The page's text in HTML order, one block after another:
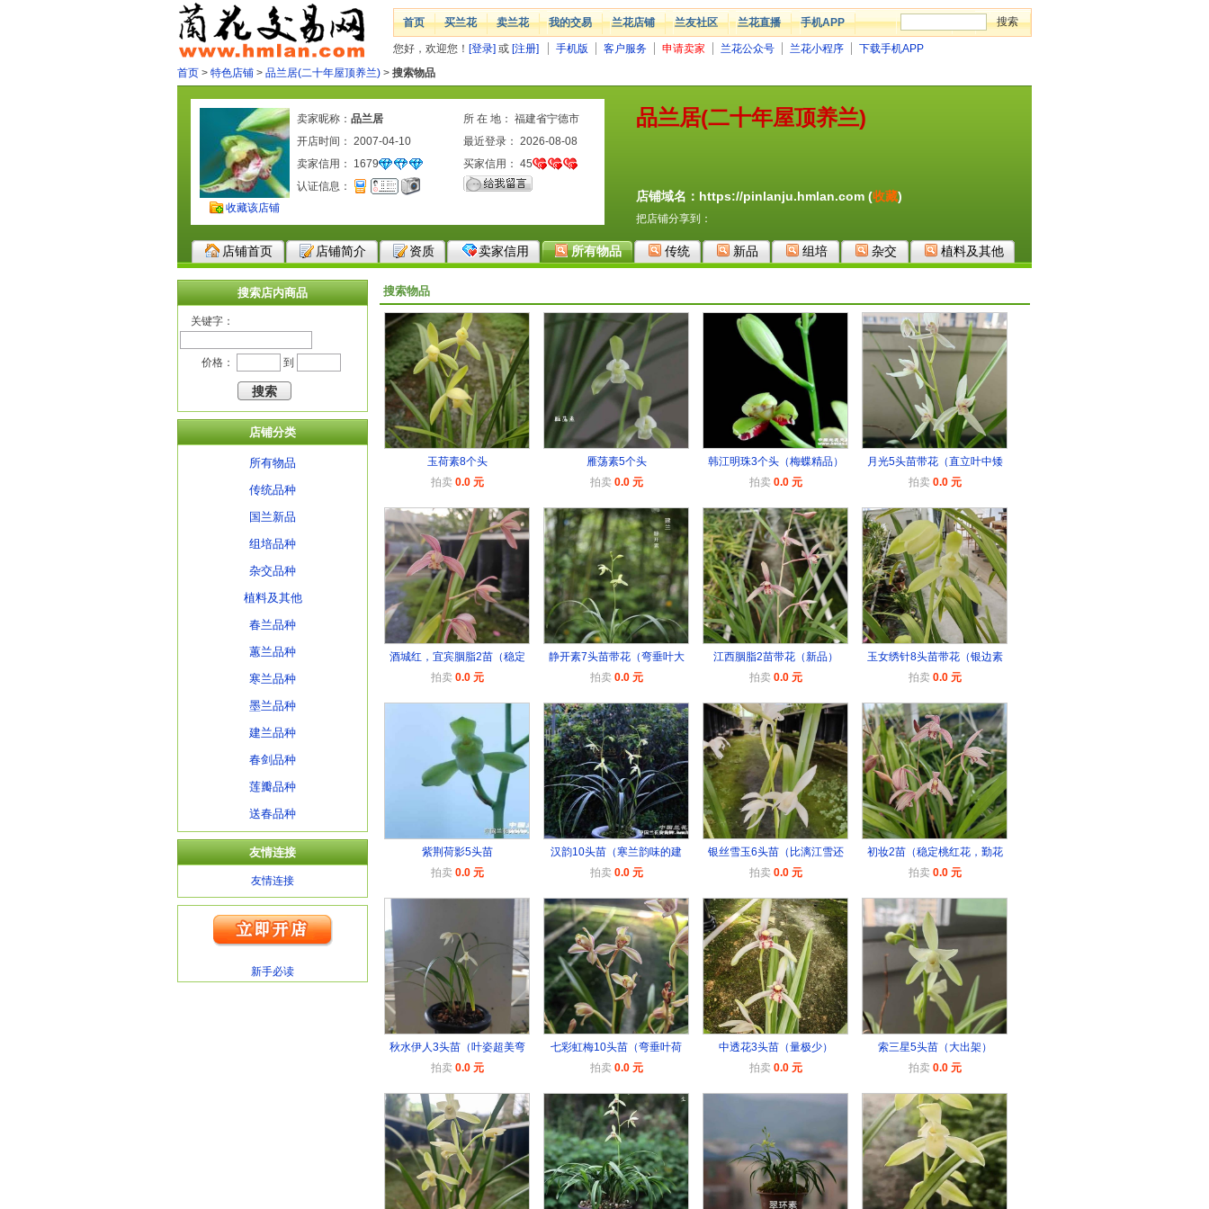
首页 买兰花 卖兰花 我的交易 兰花店铺 兰友社区 兰花直播 手机APP
您好，欢迎您！ [登录] 或 [注册] 手机版 客户服务 申请卖家 兰花公众号 兰花小程序
下载手机APP
首页 > 特色店铺 > 品兰居(二十年屋顶养兰) > 搜索物品
品兰居(二十年屋顶养兰)
店铺域名：https://pinlanju.hmlan.com (收藏)
把店铺分享到：
收藏该店铺
卖家昵称： 品兰居
所 在 地： 福建省宁德市
开店时间： 2007-04-10
最近登录： 2026-08-08
卖家信用： 1679 买家信用： 45
认证信息：
店铺首页 店铺简介 资质 卖家信用 所有物品 传统 新品 组培 杂交 植料及其他
搜索店内商品
关键字：
价格： 到
店铺分类
所有物品
传统品种
国兰新品
组培品种
杂交品种
植料及其他
春兰品种
蕙兰品种
寒兰品种
墨兰品种
建兰品种
春剑品种
莲瓣品种
送春品种
友情连接
友情连接
新手必读
搜索物品
玉荷素8个头
拍卖 0.0 元
雁荡素5个头
拍卖 0.0 元
韩江明珠3个头（梅蝶精品）
拍卖 0.0 元
月光5头苗带花（直立叶中矮
拍卖 0.0 元
酒城红，宜宾胭脂2苗（稳定
拍卖 0.0 元
静开素7头苗带花（弯垂叶大
拍卖 0.0 元
江西胭脂2苗带花（新品）
拍卖 0.0 元
玉女绣针8头苗带花（银边素
拍卖 0.0 元
紫荆荷影5头苗
拍卖 0.0 元
汉韵10头苗（寒兰韵味的建
拍卖 0.0 元
银丝雪玉6头苗（比漓江雪还
拍卖 0.0 元
初妆2苗（稳定桃红花，勤花
拍卖 0.0 元
秋水伊人3头苗（叶姿超美弯
拍卖 0.0 元
七彩虹梅10头苗（弯垂叶荷
拍卖 0.0 元
中透花3头苗（量极少）
拍卖 0.0 元
索三星5头苗（大出架）
拍卖 0.0 元